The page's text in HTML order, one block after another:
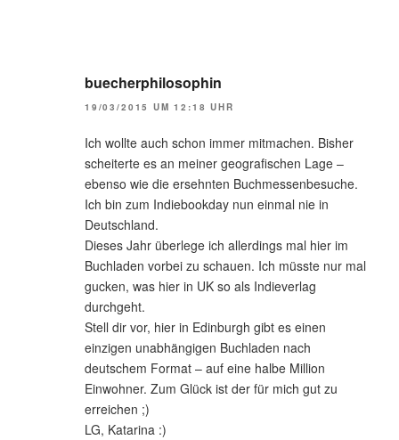
buecherphilosophin
19/03/2015 UM 12:18 UHR
Ich wollte auch schon immer mitmachen. Bisher
scheiterte es an meiner geografischen Lage –
ebenso wie die ersehnten Buchmessenbesuche.
Ich bin zum Indiebookday nun einmal nie in
Deutschland.
Dieses Jahr überlege ich allerdings mal hier im
Buchladen vorbei zu schauen. Ich müsste nur mal
gucken, was hier in UK so als Indieverlag
durchgeht.
Stell dir vor, hier in Edinburgh gibt es einen
einzigen unabhängigen Buchladen nach
deutschem Format – auf eine halbe Million
Einwohner. Zum Glück ist der für mich gut zu
erreichen ;)
LG, Katarina :)